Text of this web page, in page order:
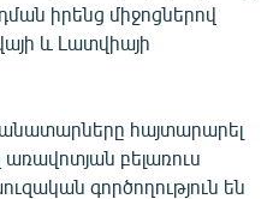
իրենց միջոցներով
և Լատվիայի
հայտարարել
առավոտյան բելառուս
գործողություն են